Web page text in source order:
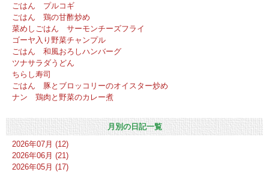
ごはん プルコギ
ごはん 鶏の甘酢炒め
菜めしごはん サーモンチーズフライ
ゴーヤ入り野菜チャンプル
ごはん 和風おろしハンバーグ
ツナサラダうどん
ちらし寿司
ごはん 豚とブロッコリーのオイスター炒め
ナン 鶏肉と野菜のカレー煮
月別の日記一覧
2026年07月 (12)
2026年06月 (21)
2026年05月 (17)